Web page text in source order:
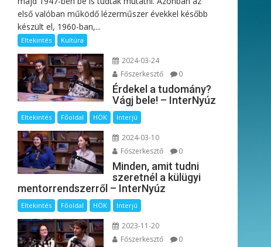
első valóban működő lézerműszer évekkel később
készült el, 1960-ban,...
Eltekintés Kultúra
2024-03-24
Főszerkesztő
0
Érdekel a tudomány?
Vágj bele! – InterNyúz
Eltekintés Főoldal HÖK Interjú
2024-03-10
Főszerkesztő
0
Minden, amit tudni
szeretnél a külügyi
mentorrendszerről – InterNyúz
Eltekintés Főoldal HÖK Interjú
2023-11-20
Főszerkesztő
0